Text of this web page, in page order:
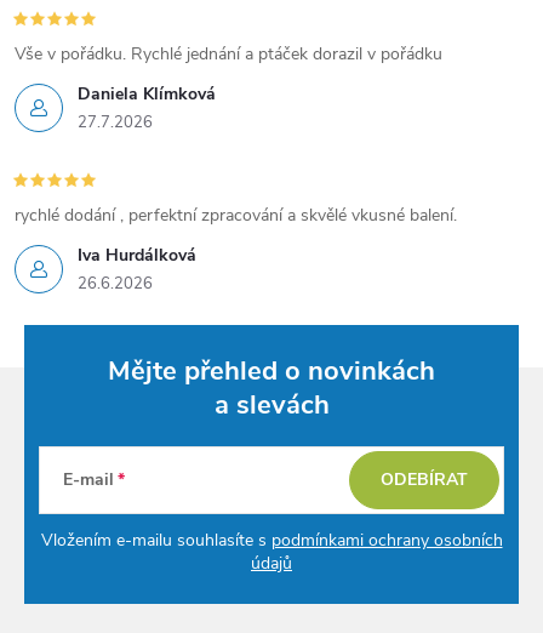
p
i
s
u
Daniela Klímková
27.7.2026
Vše v pořádku. Rychlé jednání a ptáček dorazil v pořádku
Iva Hurdálková
26.6.2026
rychlé dodání , perfektní zpracování a skvělé vkusné balení.
Mějte přehled o novinkách
a slevách
E-mail
Vložením e-mailu souhlasíte s podmínkami ochrany osobních
údajů
ODEBÍRAT